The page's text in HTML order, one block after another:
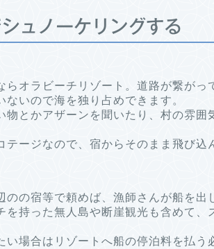
ュノーケリングする
らオラビーチリゾート。道路が繋がっ
いので海を独り占めできます。
物とかアザーンを聞いたり、村の雰囲
テージなので、宿からそのまま飛び込
の宿等で頼めば、漁師さんが船を出
を持った無人島や断崖観光も含めて、
場合はリゾートへ船の停泊料を払う